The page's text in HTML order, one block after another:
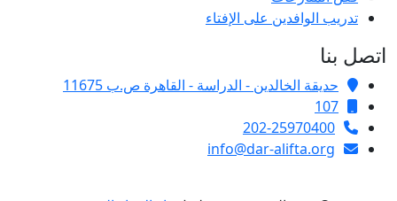
تدريب الوافدين على الإفتاء
اتصل بنا
حديقة الخالدين - الدراسة - القاهرة ص.ب 11675
107
202-25970400
info@dar-alifta.org